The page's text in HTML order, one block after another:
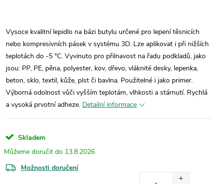
Vysoce kvalitní lepidlo na bázi butylu určené pro lepení těsnicích
nebo kompresivních pásek v systému 3D. Lze aplikovat i při nižších
teplotách do -5 °C. Vyvinuto pro přilnavost na řadu podkladů, jako
jsou: PP, PE, pěna, polyester, kov, dřevo, vláknité desky, lepenka,
beton, sklo, textil, kůže, plst či bavlna. Použitelné i jako primer.
Výborná odolnost vůči vyšším teplotám, vlhkosti a stárnutí. Rychlá
a vysoká prvotní adheze. Detailní informace
Skladem
13.8.2026
Možnosti doručení